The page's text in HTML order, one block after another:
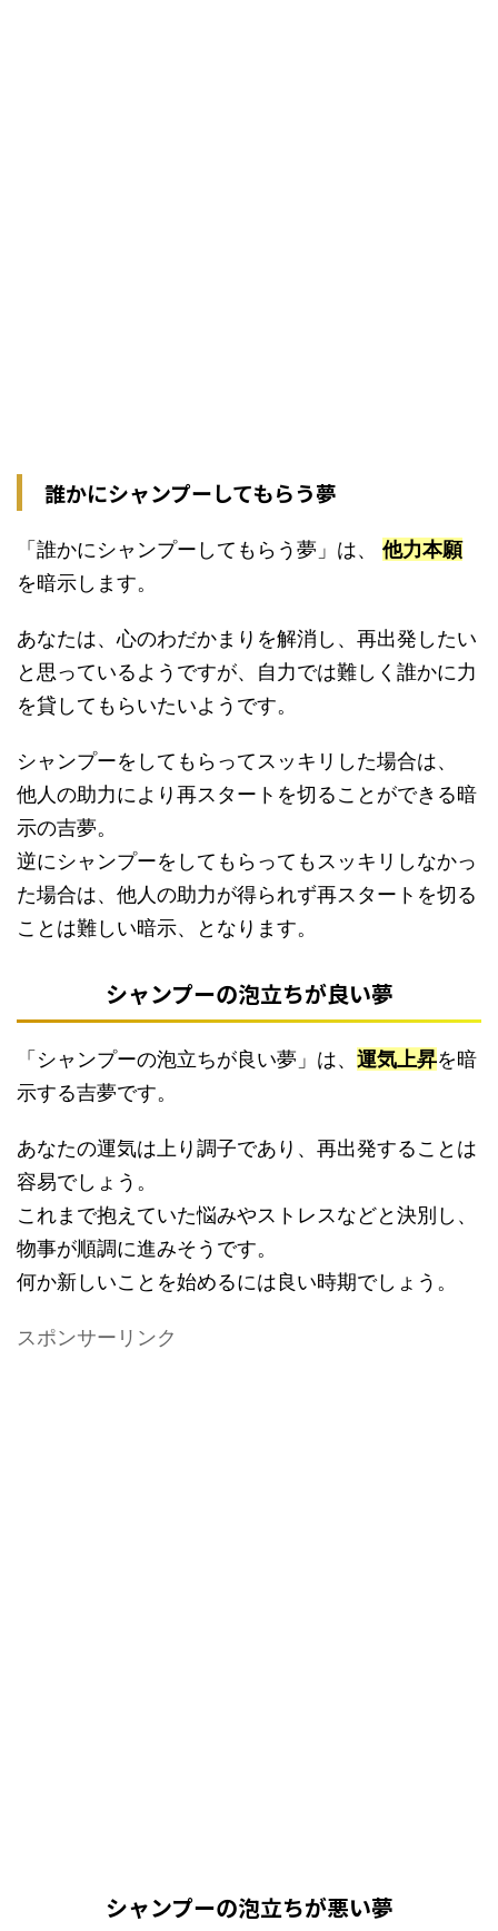
誰かにシャンプーしてもらう夢
「誰かにシャンプーしてもらう夢」は、 他力本願
を暗示します。
あなたは、心のわだかまりを解消し、再出発したい
と思っているようですが、自力では難しく誰かに力
を貸してもらいたいようです。
シャンプーをしてもらってスッキリした場合は、
他人の助力により再スタートを切ることができる暗
示の吉夢。
逆にシャンプーをしてもらってもスッキリしなかっ
た場合は、他人の助力が得られず再スタートを切る
ことは難しい暗示、となります。
シャンプーの泡立ちが良い夢
「シャンプーの泡立ちが良い夢」は、 運気上昇を暗
示する吉夢です。
あなたの運気は上り調子であり、再出発することは
容易でしょう。
これまで抱えていた悩みやストレスなどと決別し、
物事が順調に進みそうです。
何か新しいことを始めるには良い時期でしょう。
スポンサーリンク
シャンプーの泡立ちが悪い夢